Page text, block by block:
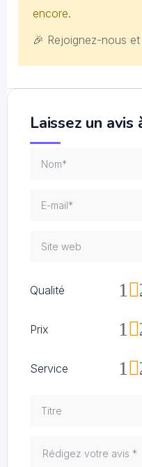
encore.
🎉 Rejoignez-nous
Laissez un avis
Qualité 1
Prix 1
Service 1